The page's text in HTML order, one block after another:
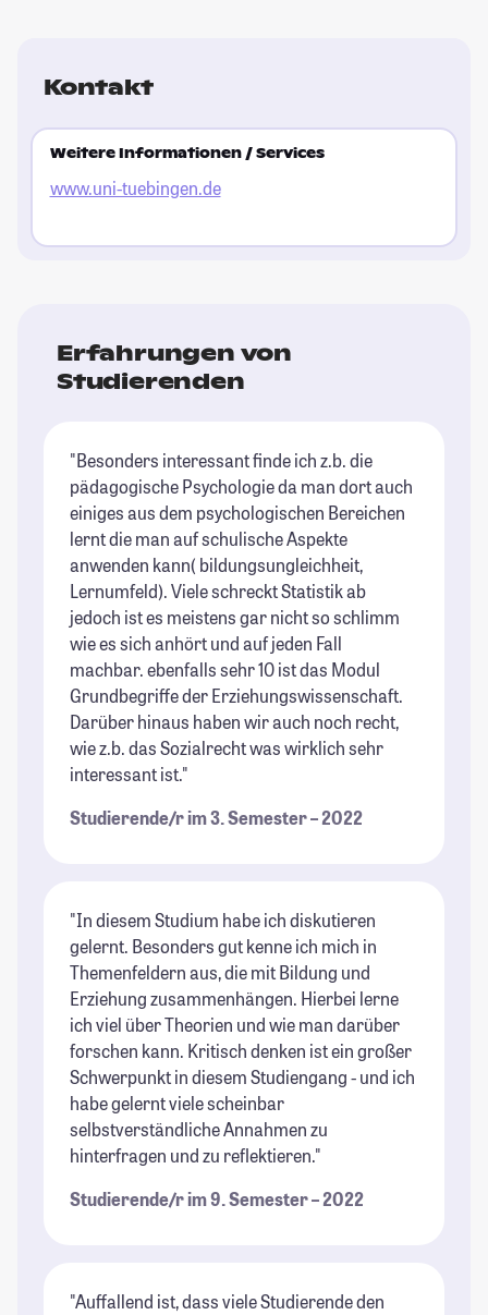
Kontakt
Weitere Informationen / Services
www.uni-tuebingen.de
Erfahrungen von
Studierenden
"Besonders interessant finde ich z.b. die
pädagogische Psychologie da man dort auch
einiges aus dem psychologischen Bereichen
lernt die man auf schulische Aspekte
anwenden kann( bildungsungleichheit,
Lernumfeld). Viele schreckt Statistik ab
jedoch ist es meistens gar nicht so schlimm
wie es sich anhört und auf jeden Fall
machbar. ebenfalls sehr 10 ist das Modul
Grundbegriffe der Erziehungswissenschaft.
Darüber hinaus haben wir auch noch recht,
wie z.b. das Sozialrecht was wirklich sehr
interessant ist."
Studierende/r im 3. Semester – 2022
"In diesem Studium habe ich diskutieren
gelernt. Besonders gut kenne ich mich in
Themenfeldern aus, die mit Bildung und
Erziehung zusammenhängen. Hierbei lerne
ich viel über Theorien und wie man darüber
forschen kann. Kritisch denken ist ein großer
Schwerpunkt in diesem Studiengang - und ich
habe gelernt viele scheinbar
selbstverständliche Annahmen zu
hinterfragen und zu reflektieren."
Studierende/r im 9. Semester – 2022
"Auffallend ist, dass viele Studierende den